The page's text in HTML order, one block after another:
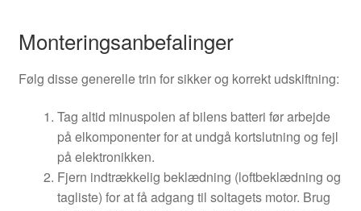
Monteringsanbefalinger
Følg disse generelle trin for sikker og korrekt udskiftning:
Tag altid minuspolen af bilens batteri før arbejde
på elkomponenter for at undgå kortslutning og fejl
på elektronikken.
Fjern indtrækkelig beklædning (loftbeklædning og
tagliste) for at få adgang til soltagets motor. Brug